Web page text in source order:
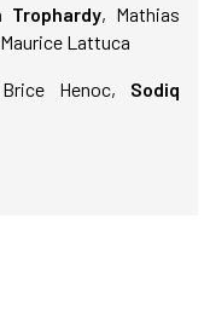
Trophardy, Mathias
Lattuca
Henoc, Sodiq